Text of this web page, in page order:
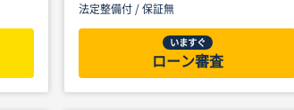
法定整備付 /保証無
いますぐ
ローン審査